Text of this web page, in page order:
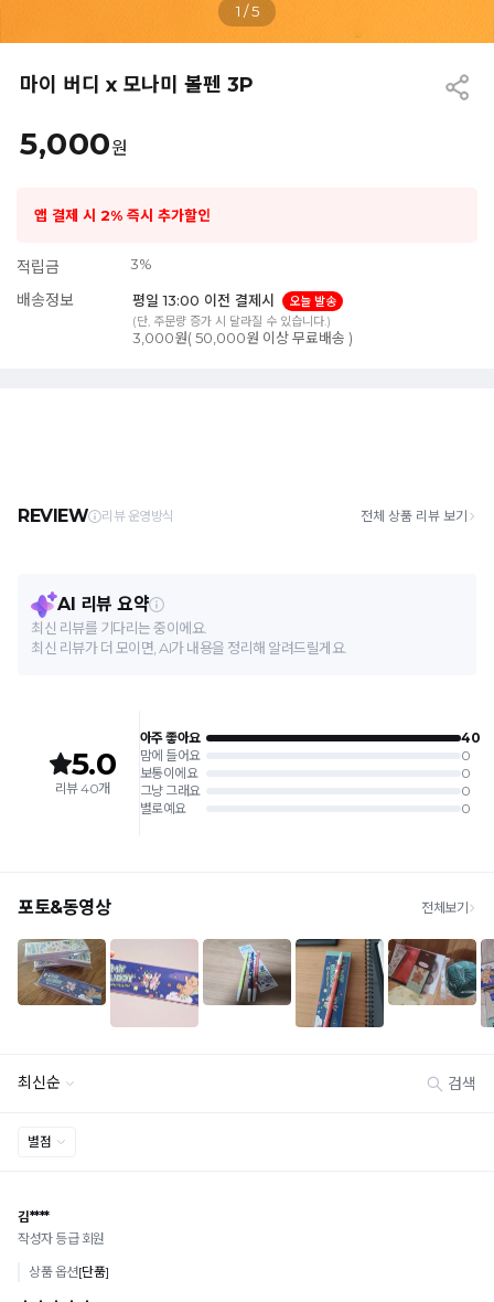
1 /5
마이 버디 x 모나미 볼펜 3P
5,000원
앱 결제 시 2% 즉시 추가할인
적립금 3%
배송정보 평일 13:00 이전 결제시
오늘 발송
(단, 주문량 증가 시 달라질 수 있습니다.)
3,000원( 50,000원 이상 무료배송 )